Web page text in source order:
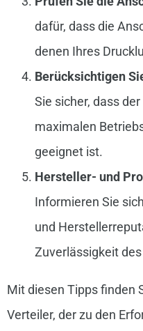
dafür, dass die
denen Ihres
Berücksichtigen
Sie sicher, dass
maximalen
geeignet ist.
Hersteller- und
Informieren Sie
und
Zuverlässigkeit
Mit diesen Tipps finden
Verteiler, der zu den